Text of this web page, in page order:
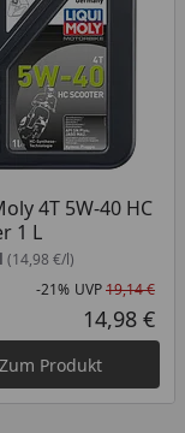
Preis
4T 5W-40 HC
1 L
(14,98 €/l)
-21% UVP19,14 €
14,98 €
Zum Produkt